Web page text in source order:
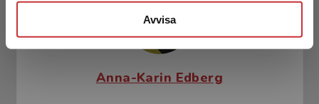
Avvisa
Anna-Karin Edberg